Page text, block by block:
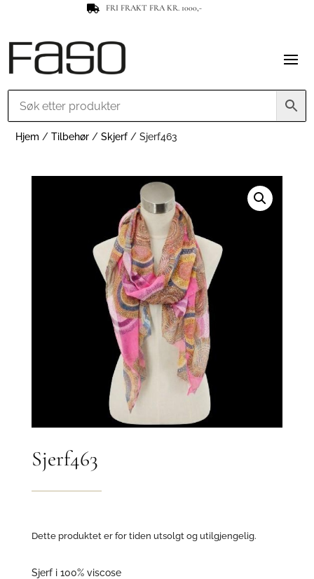
 FRI FRAKT FRA KR. 1000,-
Hjem /Tilbehør /Skjerf / Sjerf463
Sjerf463
Dette produktet er for tiden utsolgt og utilgjengelig.
Sjerf i 100% viscose